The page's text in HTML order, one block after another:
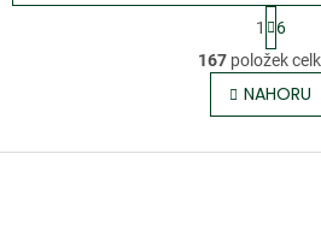
O
v
l
á
S
t
r
á
n
k
v
1
6
167položek
NAHORU
Z